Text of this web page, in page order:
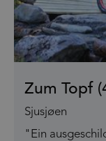
Zum Topf
Sjusjøen
"Ein